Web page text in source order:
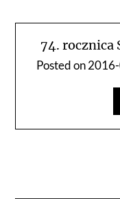
74. rocznica
Posted on